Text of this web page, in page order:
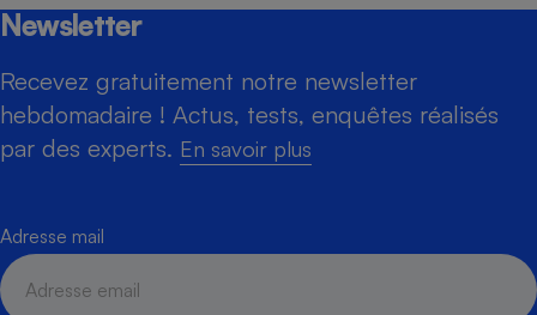
Newsletter
Recevez gratuitement notre newsletter
hebdomadaire ! Actus, tests, enquêtes réalisés
par des experts. En savoir plus
Adresse mail